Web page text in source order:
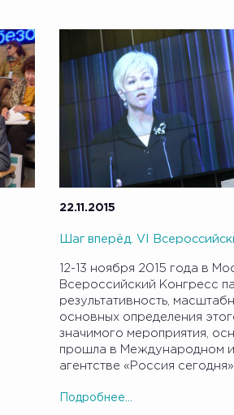
22.11.2015
Шаг вперёд. VI
12-13 ноября 2015 года в
Всероссийский Конгресс
результативность,
основных определения
значимого мероприятия,
прошла в Международном
агентстве «Россия сегодня».
Подробнее...